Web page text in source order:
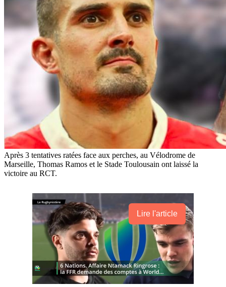
Après 3 tentatives ratées face aux perches, au Vélodrome de
Marseille, Thomas Ramos et le Stade Toulousain ont laissé la
victoire au RCT.
Lire l'article